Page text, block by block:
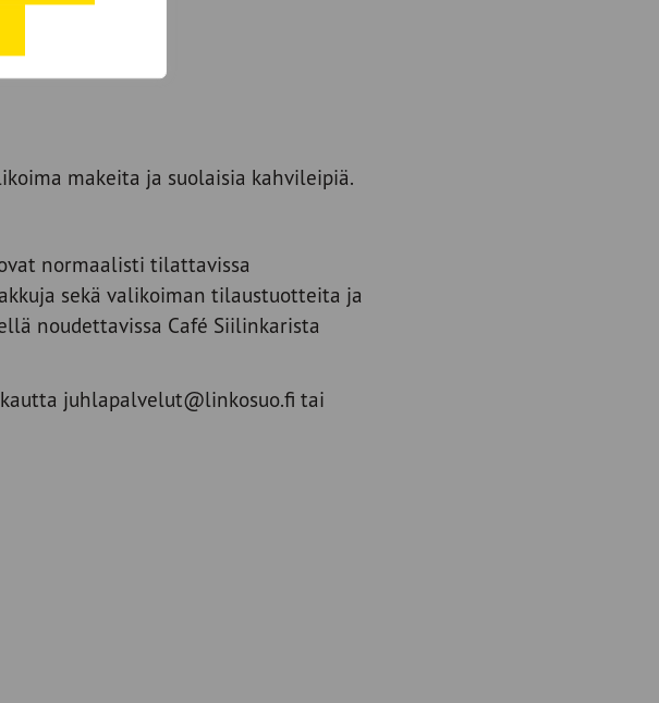
makeita ja suolaisia kahvileipiä.
normaalisti tilattavissa
sekä valikoiman tilaustuotteita ja
noudettavissa Café Siilinkarista
juhlapalvelut@linkosuo.fi tai